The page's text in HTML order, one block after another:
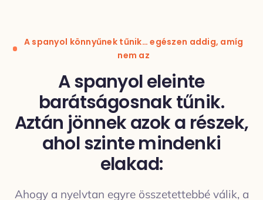
FORDÍTÁS
A spanyol könnyűnek tűnik… egészen addig, amíg
nem az
A spanyol eleinte
barátságosnak tűnik.
Aztán jönnek azok a részek,
ahol szinte mindenki
elakad:
Ahogy a nyelvtan egyre összetettebbé válik, a